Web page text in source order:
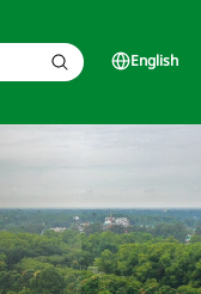
English